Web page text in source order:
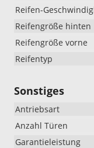
Reifen-
Reifengröße hinten
Reifengröße vorne
Reifentyp
Sonstiges
Antriebsart
Anzahl Türen
Garantieleistung